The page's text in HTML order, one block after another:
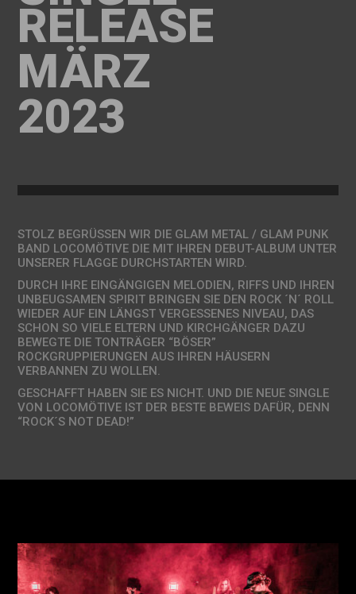
RELEASE
MÄRZ
2023
STOLZ BEGRÜSSEN WIR DIE GLAM METAL / GLAM PUNK
BAND LOCOMÖTIVE DIE MIT IHREN DEBUT-ALBUM UNTER
UNSERER FLAGGE DURCHSTARTEN WIRD.
DURCH IHRE EINGÄNGIGEN MELODIEN, RIFFS UND IHREN
UNBEUGSAMEN SPIRIT BRINGEN SIE DEN ROCK ´N´ ROLL
WIEDER AUF EIN LÄNGST VERGESSENES NIVEAU, DAS
SCHON SO VIELE ELTERN UND KIRCHGÄNGER DAZU
BEWEGTE DIE TONTRÄGER “BÖSER”
ROCKGRUPPIERUNGEN AUS IHREN HÄUSERN
VERBANNEN ZU WOLLEN.
GESCHAFFT HABEN SIE ES NICHT. UND DIE NEUE SINGLE
VON LOCOMÖTIVE IST DER BESTE BEWEIS DAFÜR, DENN
“ROCK´S NOT DEAD!”